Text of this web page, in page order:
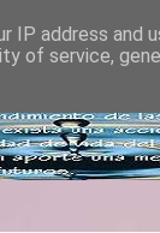
IP address and
of service,